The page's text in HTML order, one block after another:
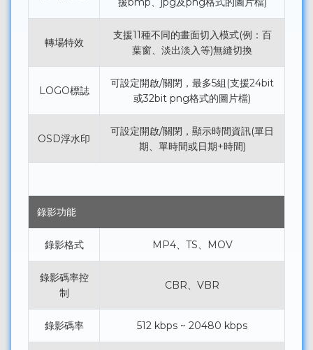
轉場特效
支援11種不同的畫面切入模式(例：百
葉窗、淡出淡入等)無縫切換
LOGO標誌
可設定開啟/關閉，最多5組(支援24bit
或32bit png格式的圖片檔)
OSD浮水印
可設定開啟/關閉，顯示時間資訊(單日
期、單時間或日期+時間)
錄影功能
錄影格式 MP4、TS、MOV
錄影碼率控
制
CBR、VBR
錄影碼率 512 kbps ~ 20480 kbps